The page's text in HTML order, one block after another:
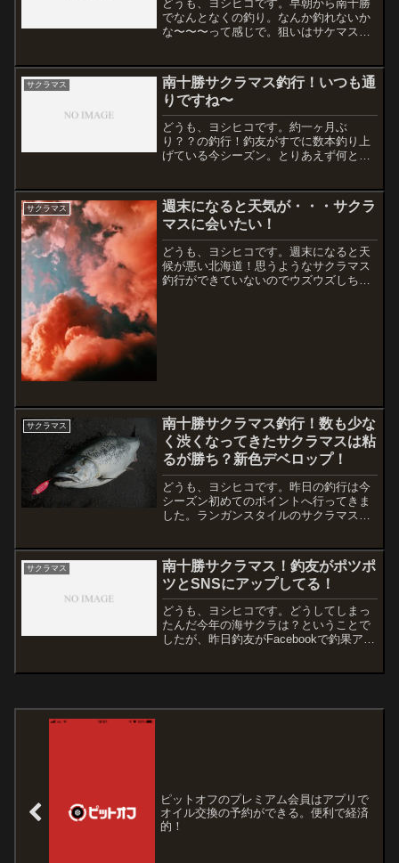
どうも、ヨシヒコです。早朝から南十勝
でなんとなくの釣り。なんか釣れないか
な〜〜〜って感じで。狙いはサケマスと
コミ釣りの先客で人が多く、のんびりや
るために場所移動。案の定...
サクラマス
南十勝サクラマス釣行！いつも通
りですね〜
どうも、ヨシヒコです。約一ヶ月ぶ
り？？の釣行！釣友がすでに数本釣り上
げている今シーズン。とりあえず何とか
ち着いてるけど、まるっきり潮が効いて
いない・・・数時間経ってから...
サクラマス
週末になると天気が・・・サクラ
マスに会いたい！
どうも、ヨシヒコです。週末になると天
候が悪い北海道！思うようなサクラマス
釣行ができていないのでウズウズしちゃ
サクラマス
南十勝サクラマス釣行！数も少な
く渋くなってきたサクラマスは粘
るが勝ち？新色デベロップ！
どうも、ヨシヒコです。昨日の釣行は今
シーズン初めてのポイントへ行ってきま
した。ランガンスタイルのサクラマス釣
ながら、いつも取材に同行されてる記者
の方と同じ立場に立ってみ...
サクラマス
南十勝サクラマス！釣友がポツポ
ツとSNSにアップしてる！
どうも、ヨシヒコです。どうしてしまっ
たんだ今年の海サクラは？ということで
したが、昨日釣友がFacebookで釣果アッ
ピットオフのプレミアム会員はアプリで
オイル交換の予約ができる。便利で経済
的！